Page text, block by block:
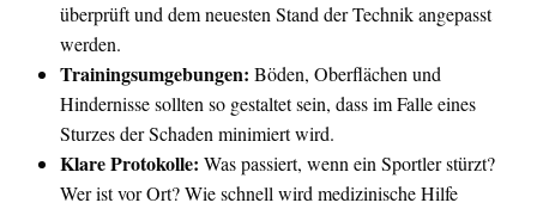
überprüft und dem neuesten Stand der Technik angepasst
werden.
Trainingsumgebungen: Böden, Oberflächen und
Hindernisse sollten so gestaltet sein, dass im Falle eines
Sturzes der Schaden minimiert wird.
Klare Protokolle: Was passiert, wenn ein Sportler stürzt?
Wer ist vor Ort? Wie schnell wird medizinische Hilfe